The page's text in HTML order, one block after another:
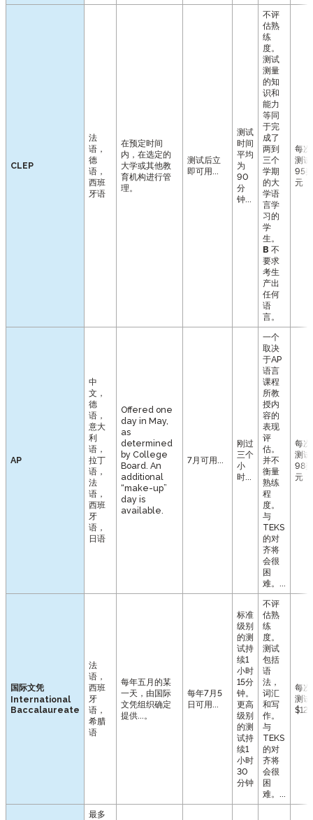
CLEP
法
语，
德
语，
西班
牙语
在预定时间
内，在选定的
大学或其他教
育机构进行管
理。
测试后立
即可用...
测试
时间
平均
为
90
分
钟...
不评
估熟
练
度。
测试
测量
的知
识和
能力
等同
于完
成了
两到
三个
学期
的大
学语
言学
习的
学
生。
B 不
要求
考生
产出
任何
语
言。
每次
测试
95美
元
AP
中
文，
德
语，
意大
利
语，
拉丁
语，
法
语，
西班
牙
语，
日语
Offered one
day in May,
as
determined
by College
Board. An
additional
“make-up”
day is
available.
7月可用...
刚过
三个
小
时...
一个
取决
于AP
语言
课程
所教
授内
容的
表现
评
估。
并不
衡量
熟练
程
度。
与
TEKS
的对
齐将
会很
困
难。...
每次
测试
98美
元
国际文凭
International
Baccalaureate
法
语，
西班
牙
语，
希腊
语
每年五月的某
一天，由国际
文凭组织确定
提供...。
每年7月5
日可用...
标准
级别
的测
试持
续1
小时
15分
钟。
更高
级别
的测
试持
续1
小时
30
分钟
不评
估熟
练
度。
测试
包括
语
法，
词汇
和写
作。
与
TEKS
的对
齐将
会很
困
难。...
每次
测试
$123
最多